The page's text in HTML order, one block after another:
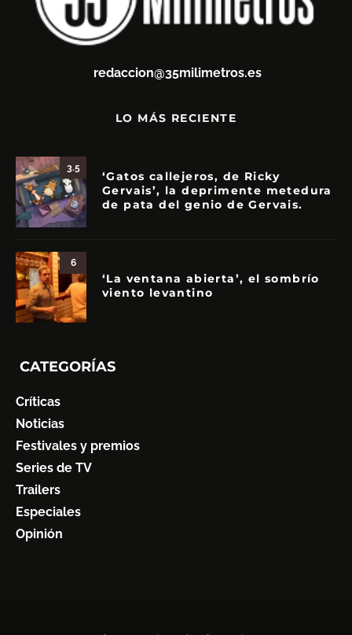
redaccion@35milimetros.es
LO MÁS RECIENTE
3.5
‘Gatos callejeros, de Ricky
Gervais’, la deprimente metedura
de pata del genio de Gervais.
6
‘La ventana abierta’, el sombrío
viento levantino
CATEGORÍAS
Críticas
Noticias
Festivales y premios
Series de TV
Trailers
Especiales
Opinión